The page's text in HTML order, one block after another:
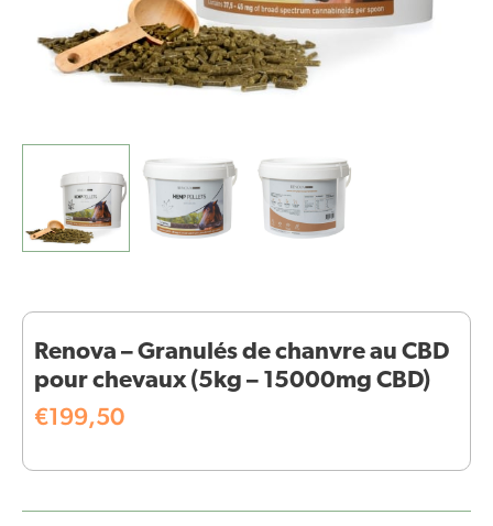
Renova – Granulés de chanvre au CBD
pour chevaux (5kg – 15000mg CBD)
€199,50